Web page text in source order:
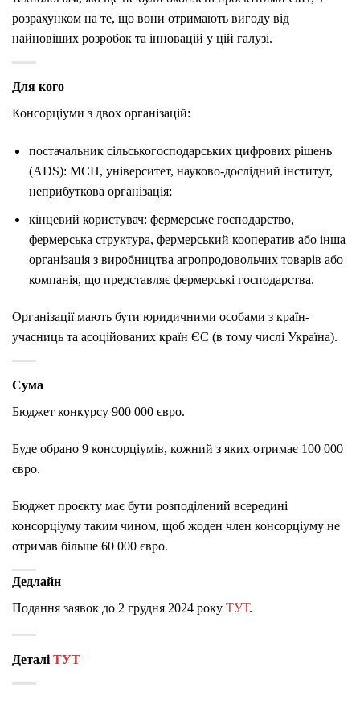
розрахунком на те, що вони отримають вигоду від
найновіших розробок та інновацій у цій галузі.
Для кого
Консорціуми з двох організацій:
постачальник сільськогосподарських цифрових рішень
(ADS): МСП, університет, науково-дослідний інститут,
неприбуткова організація;
кінцевий користувач: фермерське господарство,
фермерська структура, фермерський кооператив або інша
організація з виробництва агропродовольчих товарів або
компанія, що представляє фермерські господарства.
Організації мають бути юридичними особами з країн-
учасниць та асоційованих країн ЄС (в тому числі Україна).
Сума
Бюджет конкурсу 900 000 євро.
Буде обрано 9 консорціумів, кожний з яких отримає 100 000
євро.
Бюджет проєкту має бути розподілений всередині
консорціуму таким чином, щоб жоден член консорціуму не
отримав більше 60 000 євро.
Дедлайн
Подання заявок до 2 грудня 2024 року ТУТ.
ДеталіТУТ